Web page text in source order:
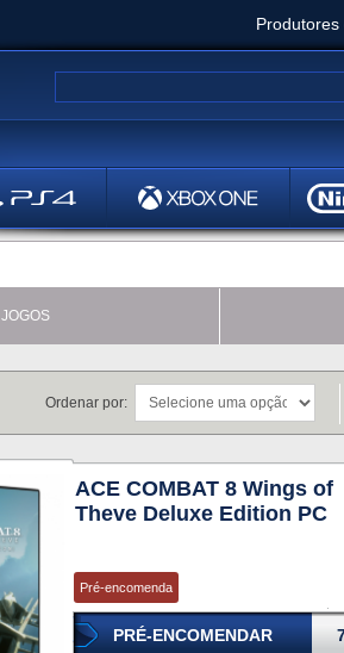
Clair Obscur:
JOGOS
Ordenar por:
ACE COMBAT 8 Wings of
Theve Deluxe Edition PC
Pré-encomenda
PRÉ-ENCOMENDAR